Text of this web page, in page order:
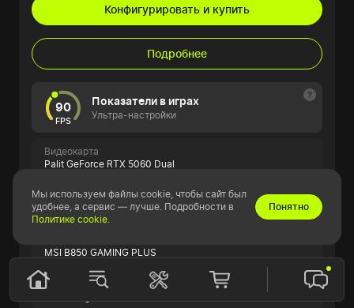
Конфигурировать и купить
Подробнее
90
FPS
Показатели в играх
Ультра-настройки
Видеокарта
Palit GeForce RTX 5060 Dual
Процессор
AMD Ryzen 5 7500F
MSI B850 GAMING PLUS
Оперативная память
Мы используем файлы cookie, чтобы сайт был
удобнее, а сервис — лучше. Подробности в
Политике cookie.
Понятно